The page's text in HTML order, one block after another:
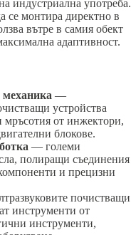
индустриална употреба.
се монтира директно в
вътре в самия обект
адаптивност.
—
устройства
мръсотия от инжектори,
блокове.
— големи
полиращи съединения
и прецизни
почистващи
инструменти от
инструменти,